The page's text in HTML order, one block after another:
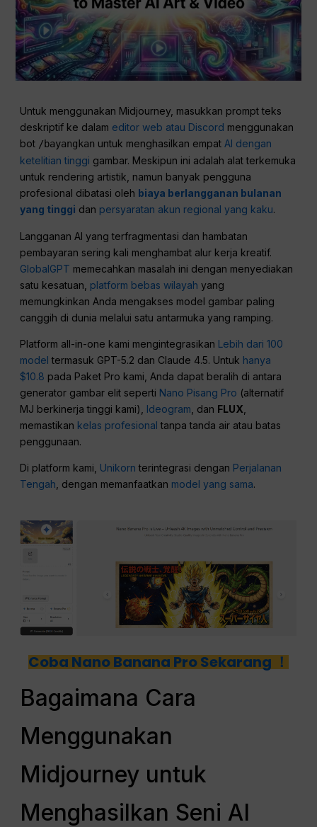
Untuk menggunakan Midjourney, masukkan prompt teks
deskriptif ke dalam editor web atau Discord menggunakan
bot /bayangkan untuk menghasilkan empatAI dengan
ketelitian tinggi gambar. Meskipun ini adalah alat terkemuka
untuk rendering artistik, namun banyak pengguna
profesional dibatasi oleh biaya berlangganan bulanan
yang tinggi dan persyaratan akun regional yang kaku.
Langganan AI yang terfragmentasi dan hambatan
pembayaran sering kali menghambat alur kerja kreatif.
GlobalGPT memecahkan masalah ini dengan menyediakan
satu kesatuan, platform bebas wilayah yang
memungkinkan Anda mengakses model gambar paling
canggih di dunia melalui satu antarmuka yang ramping.
Platform all-in-one kami mengintegrasikan Lebih dari 100
model termasuk GPT-5.2 dan Claude 4.5. Untuk hanya
$10.8 pada Paket Pro kami, Anda dapat beralih di antara
generator gambar elit seperti Nano Pisang Pro (alternatif
MJ berkinerja tinggi kami), Ideogram , dan FLUX
memastikan kelas profesionaltanpa tanda air atau batas
penggunaan.
Di platform kami, Unikornterintegrasi dengan Perjalanan
Tengah, dengan memanfaatkan model yang sama.
Coba Nano Banana Pro Sekarang ！
Bagaimana Cara
Menggunakan
Midjourney untuk
Menghasilkan Seni AI